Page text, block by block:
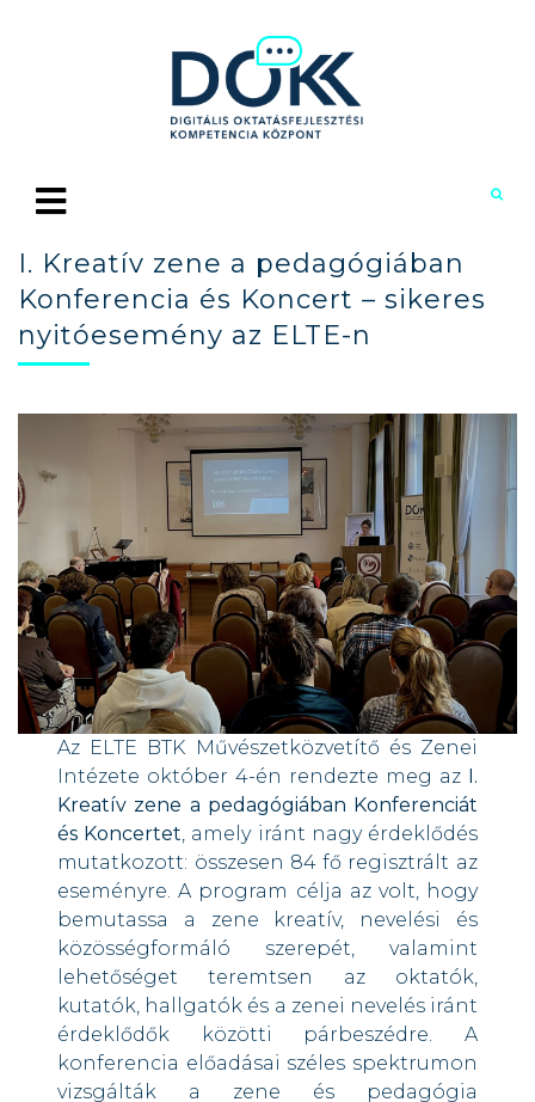
I. Kreatív zene a pedagógiában
Konferencia és Koncert – sikeres
nyitóesemény az ELTE-n
Az ELTE BTK Művészetközvetítő és Zenei
Intézete október 4-én rendezte meg az
I.
Kreatív zene a pedagógiában Konferenciát
és Koncertet, amely iránt nagy érdeklődés
mutatkozott: összesen 84 fő regisztrált az
eseményre. A program célja az volt, hogy
bemutassa a zene kreatív, nevelési és
közösségformáló szerepét, valamint
lehetőséget teremtsen az oktatók,
kutatók, hallgatók és a zenei nevelés iránt
érdeklődők közötti párbeszédre. A
konferencia előadásai széles spektrumon
vizsgálták a zene és pedagógia